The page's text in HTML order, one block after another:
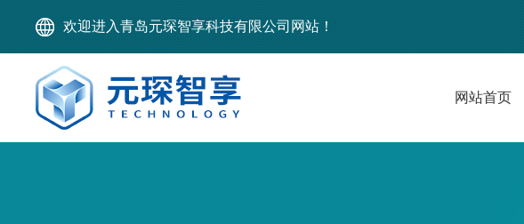
欢迎进入青岛元琛智享科技有限公司网站！
网站首页